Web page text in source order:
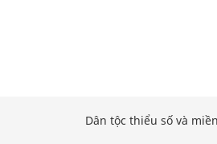
Dân tộc thiểu số và